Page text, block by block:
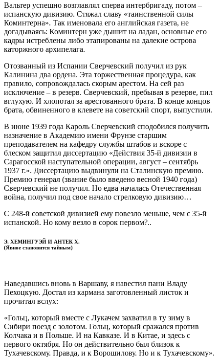
Вальтер успешно возглавлял сперва интербригаду, потом –
испанскую дивизию. Стяжал славу «таинственной силы
Коминтерна». Так именовала его английская газета, не
догадываясь: Коминтерн уже дышит на ладан, основные его
кадры истреблены либо этапированы на далекие острова
каторжного архипелага.
Отозванный из Испании Сверчевский получил из рук
Калинина два ордена. Эта торжественная процедура, как
правило, сопровождалась скорым арестом. На сей раз
исключение – в резерв. Сверчевский, пребывая в резерве, пил
вглухую. И хлопотал за арестованного брата. В конце концов
брата, обвиненного в клевете на советский спорт, выпустили.
В июне 1939 года Кароль Сверчевский сподобился получить
назначение в Академию имени Фрунзе старшим
преподавателем на кафедру службы штабов и вскоре с
блеском защитил диссертацию «Действия 35-й дивизии в
Сарагосской наступательной операции, август – сентябрь
1937 г.». Диссертацию выдвинули на Сталинскую премию.
Премию генерал (звание было введено весной 1940 года)
Сверчевский не получил. Но едва началась Отечественная
война, получил под свое начало стрелковую дивизию…
С 248-й советской дивизией ему повезло меньше, чем с 35-й
испанской. Но кому везло в сорок первом?..
Э. ХЕМИНГУЭЙ И АНТЕК Х.
(Явное становится тайным)
Наведавшись вновь в Варшаву, я навестил пани Владу
Пехоцкую. Достал из кармана заготовленный листок и
прочитал вслух:
«Гольц, который вместе с Лукачем захватил в ту зиму в
Сибири поезд с золотом. Гольц, который сражался против
Колчака и в Польше. И на Кавказе. И в Китае, и здесь с
первого октября. Но он действительно был близок к
Тухачевскому. Правда, и к Ворошилову. Но и к Тухачевскому».